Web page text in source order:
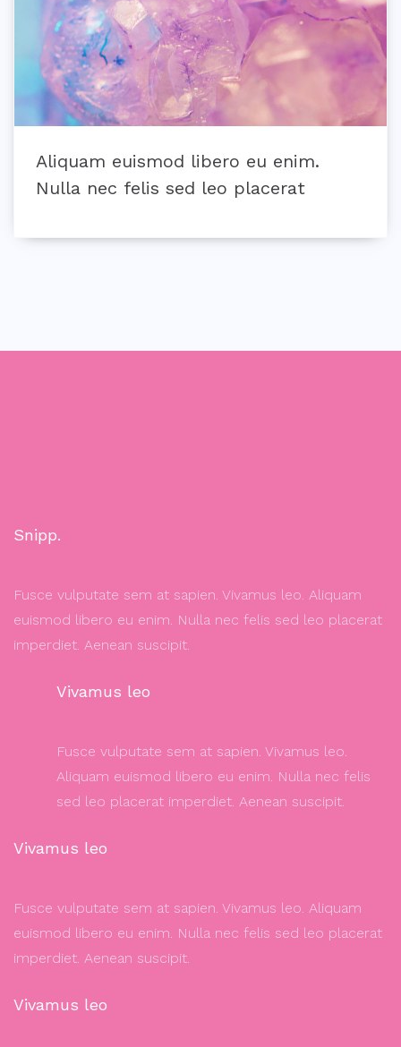
Aliquam euismod libero eu enim.
Nulla nec felis sed leo placerat
Snipp.
Fusce vulputate sem at sapien. Vivamus leo. Aliquam
euismod libero eu enim. Nulla nec felis sed leo placerat
imperdiet. Aenean suscipit.
Vivamus leo
Fusce vulputate sem at sapien. Vivamus leo.
Aliquam euismod libero eu enim. Nulla nec felis
sed leo placerat imperdiet. Aenean suscipit.
Vivamus leo
Fusce vulputate sem at sapien. Vivamus leo. Aliquam
euismod libero eu enim. Nulla nec felis sed leo placerat
imperdiet. Aenean suscipit.
Vivamus leo